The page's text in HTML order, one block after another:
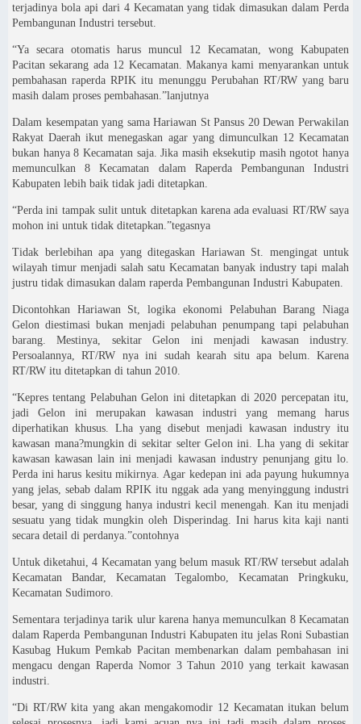
terjadinya bola api dari 4 Kecamatan yang tidak dimasukan dalam Perda
Pembangunan Industri tersebut.
“Ya secara otomatis harus muncul 12 Kecamatan, wong Kabupaten
Pacitan sekarang ada 12 Kecamatan. Makanya kami menyarankan untuk
pembahasan raperda RPIK itu menunggu Perubahan RT/RW yang baru
masih dalam proses pembahasan.”lanjutnya
Dalam kesempatan yang sama Hariawan St Pansus 20 Dewan Perwakilan
Rakyat Daerah ikut menegaskan agar yang dimunculkan 12 Kecamatan
bukan hanya 8 Kecamatan saja. Jika masih eksekutip masih ngotot hanya
memunculkan 8 Kecamatan dalam Raperda Pembangunan Industri
Kabupaten lebih baik tidak jadi ditetapkan.
“Perda ini tampak sulit untuk ditetapkan karena ada evaluasi RT/RW saya
mohon ini untuk tidak ditetapkan.”tegasnya
Tidak berlebihan apa yang ditegaskan Hariawan St. mengingat untuk
wilayah timur menjadi salah satu Kecamatan banyak industry tapi malah
justru tidak dimasukan dalam raperda Pembangunan Industri Kabupaten.
Dicontohkan Hariawan St, logika ekonomi Pelabuhan Barang Niaga
Gelon diestimasi bukan menjadi pelabuhan penumpang tapi pelabuhan
barang. Mestinya, sekitar Gelon ini menjadi kawasan industry.
Persoalannya, RT/RW nya ini sudah kearah situ apa belum. Karena
RT/RW itu ditetapkan di tahun 2010.
“Kepres tentang Pelabuhan Gelon ini ditetapkan di 2020 percepatan itu,
jadi Gelon ini merupakan kawasan industri yang memang harus
diperhatikan khusus. Lha yang disebut menjadi kawasan industry itu
kawasan mana?mungkin di sekitar selter Gelon ini. Lha yang di sekitar
kawasan kawasan lain ini menjadi kawasan industry penunjang gitu lo.
Perda ini harus kesitu mikirnya. Agar kedepan ini ada payung hukumnya
yang jelas, sebab dalam RPIK itu nggak ada yang menyinggung industri
besar, yang di singgung hanya industri kecil menengah. Kan itu menjadi
sesuatu yang tidak mungkin oleh Disperindag. Ini harus kita kaji nanti
secara detail di perdanya.”contohnya
Untuk diketahui, 4 Kecamatan yang belum masuk RT/RW tersebut adalah
Kecamatan Bandar, Kecamatan Tegalombo, Kecamatan Pringkuku,
Kecamatan Sudimoro.
Sementara terjadinya tarik ulur karena hanya memunculkan 8 Kecamatan
dalam Raperda Pembangunan Industri Kabupaten itu jelas Roni Subastian
Kasubag Hukum Pemkab Pacitan membenarkan dalam pembahasan ini
mengacu dengan Raperda Nomor 3 Tahun 2010 yang terkait kawasan
industri.
“Di RT/RW kita yang akan mengakomodir 12 Kecamatan itukan belum